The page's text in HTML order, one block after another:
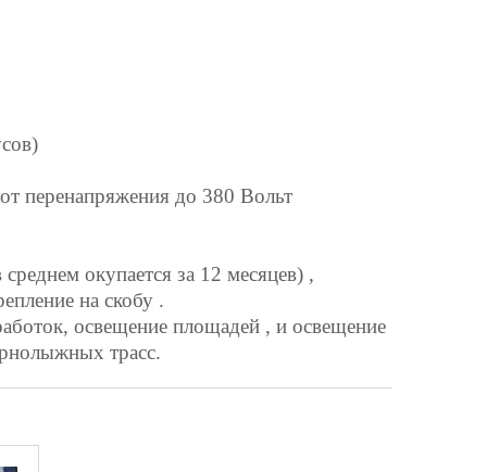
перенапряжения до 380 Вольт
окупается за 12 месяцев) ,
на скобу .
освещение площадей , и освещение
трасс.